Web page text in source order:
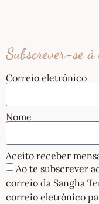
Subscrever-se
Correio eletrónico
Nome
Aceito receber
Ao te subscrever
correio da Sangha
correio eletrónico